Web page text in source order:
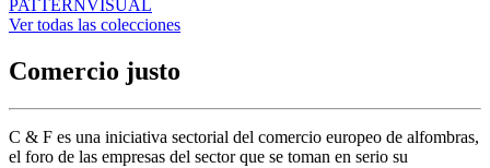
PATTERNVISUAL
Ver todas las colecciones
Comercio justo
C & F es una iniciativa sectorial del comercio europeo de alfombras,
el foro de las empresas del sector que se toman en serio su